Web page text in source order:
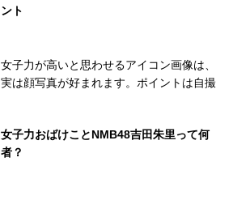
ント
女子力が高いと思わせるアイコン画像は、
実は顔写真が好まれます。ポイントは自撮
女子力おばけことNMB48吉田朱里って何
者？